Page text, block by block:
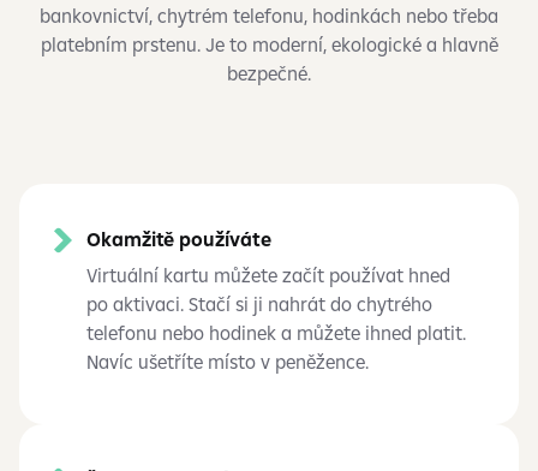
bankovnictví, chytrém telefonu, hodinkách nebo třeba
platebním prstenu. Je to moderní, ekologické a hlavně
bezpečné.
Okamžitě používáte
Virtuální kartu můžete začít používat hned
po aktivaci. Stačí si ji nahrát do chytrého
telefonu nebo hodinek a můžete ihned platit.
Navíc ušetříte místo v peněžence.